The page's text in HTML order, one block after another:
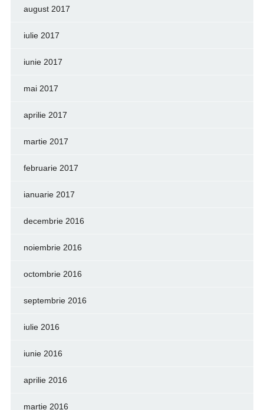
august 2017
iulie 2017
iunie 2017
mai 2017
aprilie 2017
martie 2017
februarie 2017
ianuarie 2017
decembrie 2016
noiembrie 2016
octombrie 2016
septembrie 2016
iulie 2016
iunie 2016
aprilie 2016
martie 2016